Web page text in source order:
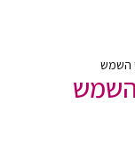
השמש
השמש